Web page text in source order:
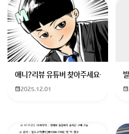
애니?리뷰 유튜버 찾아주세요ㅠㅠ 무
2025.12.01